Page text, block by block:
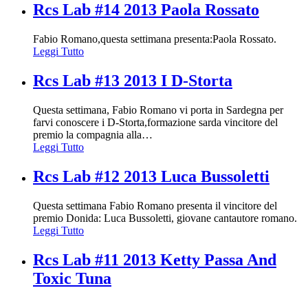
Rcs Lab #14 2013 Paola Rossato
Fabio Romano,questa settimana presenta:Paola Rossato.
Leggi Tutto
Rcs Lab #13 2013 I D-Storta
Questa settimana, Fabio Romano vi porta in Sardegna per
farvi conoscere i D-Storta,formazione sarda vincitore del
premio la compagnia alla…
Leggi Tutto
Rcs Lab #12 2013 Luca Bussoletti
Questa settimana Fabio Romano presenta il vincitore del
premio Donida: Luca Bussoletti, giovane cantautore romano.
Leggi Tutto
Rcs Lab #11 2013 Ketty Passa And
Toxic Tuna